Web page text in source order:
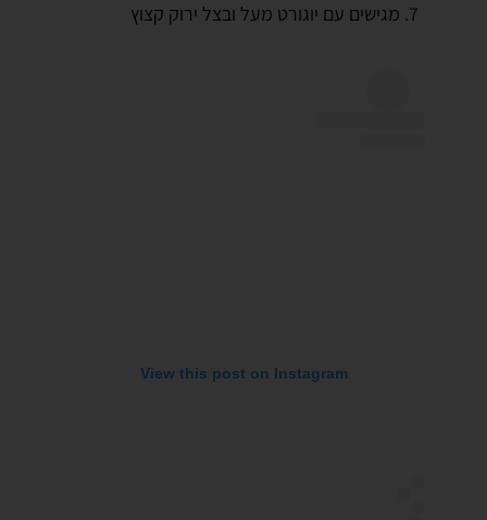
מגישים עם יוגורט מעל ובצל ירוק קצוץ
View this post on Instagram